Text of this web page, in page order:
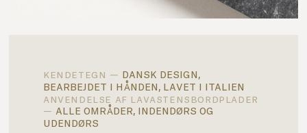
kendetegn —
dansk design,
bearbejdet i hånden, lavet i italien
anvendelse af lavastensbordplader
—alle områder, indendørs og
udendørs